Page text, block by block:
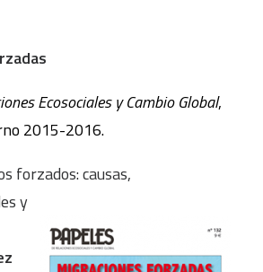
Ecosociales y Cambio Global,
2015-2016.
forzados: causas,
y